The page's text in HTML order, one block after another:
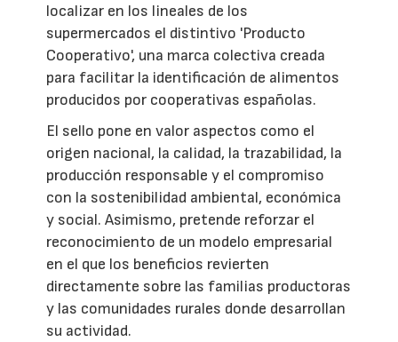
localizar en los lineales de los
supermercados el distintivo 'Producto
Cooperativo', una marca colectiva creada
para facilitar la identificación de alimentos
producidos por cooperativas españolas.
El sello pone en valor aspectos como el
origen nacional, la calidad, la trazabilidad, la
producción responsable y el compromiso
con la sostenibilidad ambiental, económica
y social. Asimismo, pretende reforzar el
reconocimiento de un modelo empresarial
en el que los beneficios revierten
directamente sobre las familias productoras
y las comunidades rurales donde desarrollan
su actividad.